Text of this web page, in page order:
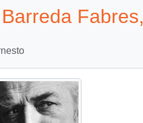
Barreda